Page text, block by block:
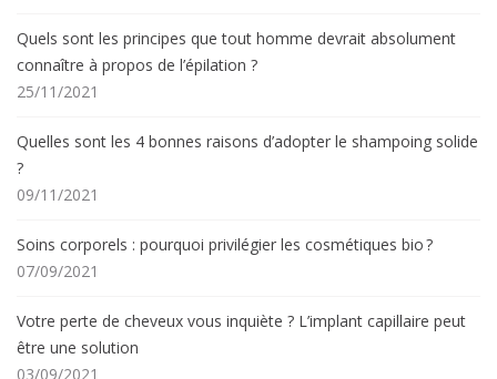
Quels sont les principes que tout homme devrait absolument
connaître à propos de l’épilation ?
25/11/2021
Quelles sont les 4 bonnes raisons d’adopter le shampoing solide
?
09/11/2021
Soins corporels : pourquoi privilégier les cosmétiques bio ?
07/09/2021
Votre perte de cheveux vous inquiète ? L’implant capillaire peut
être une solution
03/09/2021